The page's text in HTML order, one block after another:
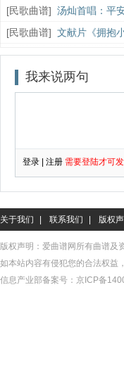
持一词）
[民歌曲谱] 汤灿首唱：平
佑贵曲）
[民歌曲谱] 文献片《拥抱
的日子 简谱
关于我们 联系我们 版权
版权声明：爱曲谱网所有曲谱及
如本站内容有侵犯您的合法权益
信息产业部备案号： 京ICP备